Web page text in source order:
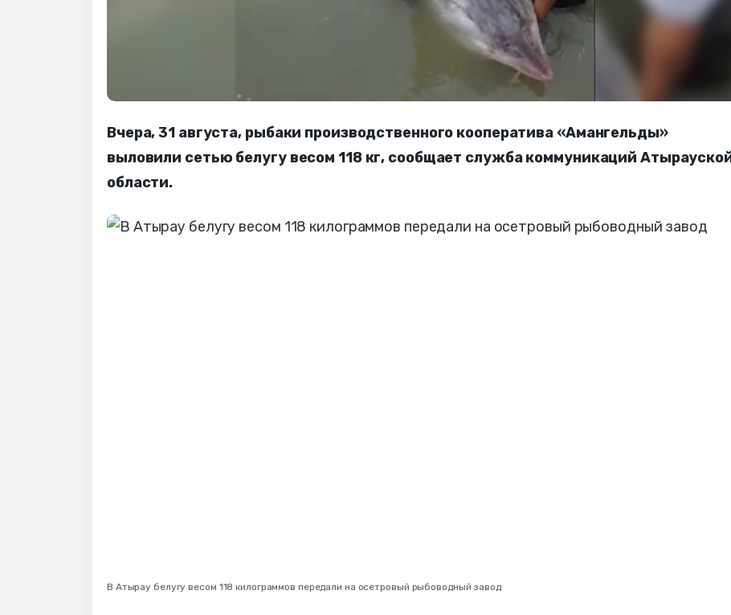
Вчера, 31 августа, рыбаки производственного кооператива «Амангельды»
выловили сетью белугу весом 118 кг, сообщает служба коммуникаций
области.
В Атырау белугу весом 118 килограммов передали на осетровый рыбоводный завод